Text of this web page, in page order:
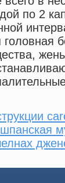
по 2